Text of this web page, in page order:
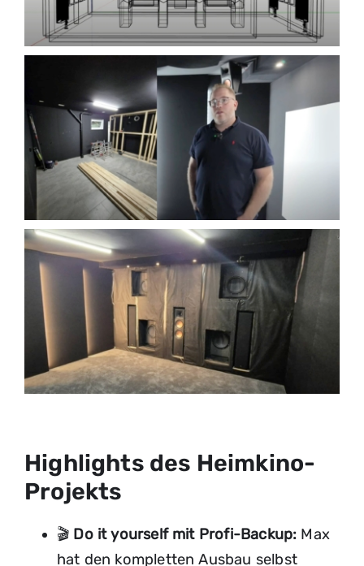
Highlights des Heimkino-
Projekts
🎬 Do it yourself mit Profi-Backup: Max
hat den kompletten Ausbau selbst